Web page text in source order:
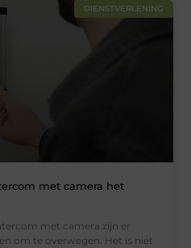
DIENSTVERLENING
met camera het
met camera zijn er
om te overwegen. Het is niet